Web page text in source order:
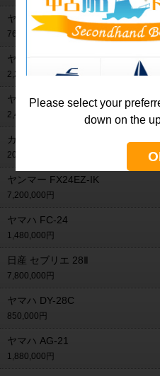
ヤマハ FR-21
765,000円
ヤンマー FX26ZⅡ-IS トップラン
2,250,000円
ヤンマー GA40
2,400,000円
カボ 35
20,200,000円
ヤンマー FX24EZ-IK
7,200,000円
ヤマハ FC-24
1,480,000円
日産 セブリエ 28Ⅱ
7,800,000円
ヤマハ DY-28C
850,000円
ヤマハ AG-21
1,880,000円
Please select your
down on the